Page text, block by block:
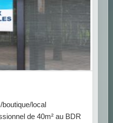
local
de 40m² au BDR